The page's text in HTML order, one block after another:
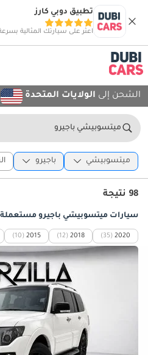
تطبيق دوبي كارز
اعثر على سيارتك المثالية بسرعة
الشحن إلى الولايات المتحدة
ميتسوبيشي باجيرو
ميتسوبيشي باجيرو
98 نتيجة
سيارات ميتسوبيشي باجيرو مستعملة
2020
(35)
2018
(12)
2015
(10)